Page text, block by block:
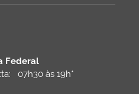
Federal
07h30 às 19h*